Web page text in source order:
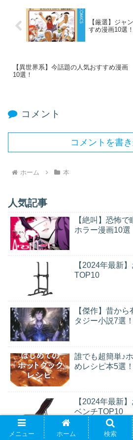
【厳選】ジャ
すめ漫画10選！
【異世界系】今話題の人気おすすめ漫画
10選！
コメント
コメントを書
ホーム 本
人気記事
【絶叫】恐怖
ホラー漫画10選
【2024年最新
TOP10
【傑作】昔か
タジー小説7選！
誰でも超簡単♪
めレシピ本5選！
【2024年最新
ベンチTOP10
メニュー ホーム 検索